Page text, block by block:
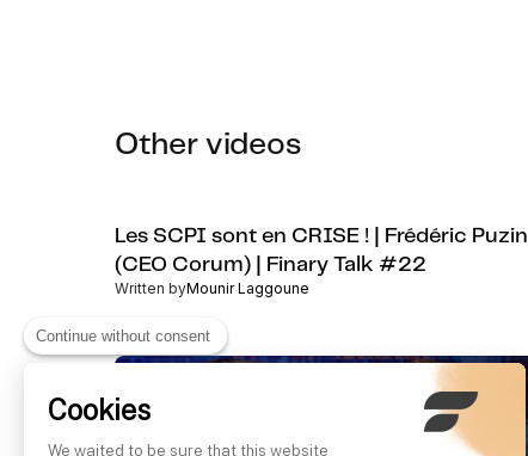
Continue without consent
Cookies
We waited to be sure that this website
Other videos
Les SCPI sont en CRISE ! | Frédéric Puzin
(CEO Corum) | Finary Talk #22
Written byMounir Laggoune